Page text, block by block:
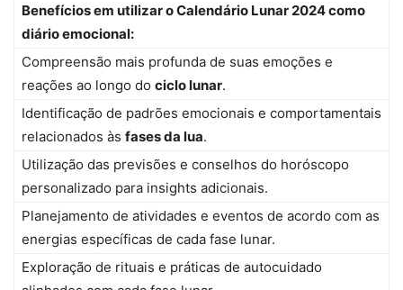
Benefícios em utilizar o Calendário Lunar 2024 como
diário emocional:
Compreensão mais profunda de suas emoções e
reações ao longo do ciclo lunar.
Identificação de padrões emocionais e comportamentais
relacionados às fases da lua.
Utilização das previsões e conselhos do horóscopo
personalizado para insights adicionais.
Planejamento de atividades e eventos de acordo com as
energias específicas de cada fase lunar.
Exploração de rituais e práticas de autocuidado